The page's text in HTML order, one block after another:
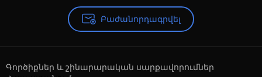
Բաժանորդագրվել
Գործիքներ և շինարարական սարքավորումներ